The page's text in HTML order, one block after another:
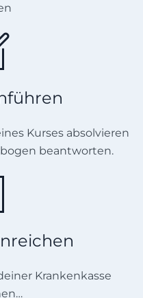
Kurses absolvieren
beantworten.
Krankenkasse